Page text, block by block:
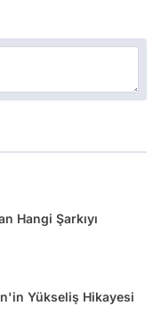
Hangi Şarkıyı
Yükseliş Hikayesi